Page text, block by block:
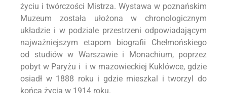
życiu i twórczości Mistrza. Wystawa w poznańskim
Muzeum została ułożona w chronologicznym
układzie i w podziale przestrzeni odpowiadającym
najważniejszym etapom biografii Chełmońskiego
od studiów w Warszawie i Monachium, poprzez
pobyt w Paryżu i i w mazowieckiej Kuklówce, gdzie
osiadł w 1888 roku i gdzie mieszkal i tworzyl do
końca życia w 1914 roku.